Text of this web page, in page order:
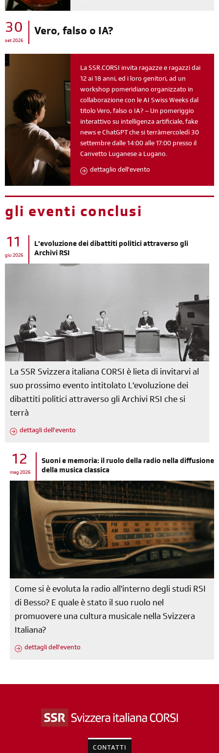
30
set 2026
Vero, falso o IA?
La SSR.CORSI invita ragazze e ragazzi dai
12 ai 18 anni, ed i loro genitori, ad un
workshop pomeridiano organizzato in
collaborazione con le AI Swiss Weeks dal
titolo Vero, falso o IA? – Un pomeriggio
interattivo su intelligenza artificiale, fake
news e ChatGPT che si terràmercoledì 30
settembre dalle 14:00 alle 17:00 presso il
Canvetto Luganese a Lugano.
dettaglio dell'evento
gli eventi conclusi
11
giu 2026
L'evoluzione dei dibattiti politici attraverso gli
Archivi RSI
La SSR Svizzera italiana CORSI è lieta di invitarvi al
suo prossimo evento intitolato L'evoluzione dei
dibattiti politici attraverso gli Archivi RSI che si
terrà
dettagli dell'evento
12
mag 2026
Suoni e memoria: il ruolo della radio nella diffusione
della musica classica
Come si è evoluta la radio all'interno degli studi RSI
di Besso? E quale è stato il suo ruolo nel
promuovere una cultura musicale nella Svizzera
Italiana?
dettagli dell'evento
CONTATTI